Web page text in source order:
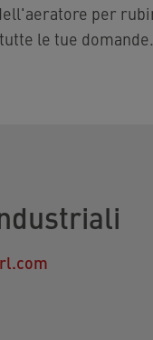
per
le tue domande.